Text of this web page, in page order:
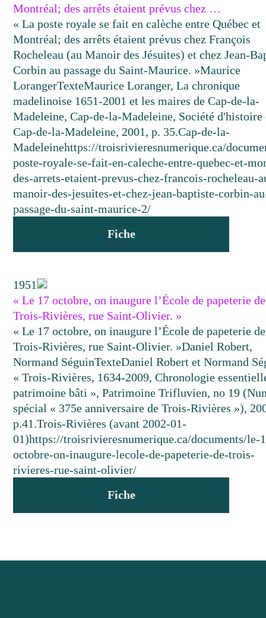
Montréal; des arrêts étaient prévus chez …
« La poste royale se fait en calèche entre Québec et
Montréal; des arrêts étaient prévus chez François
Rocheleau (au Manoir des Jésuites) et chez Jean-
Corbin au passage du Saint-Maurice. »Maurice
LorangerTexteMaurice Loranger, La chronique
madelinoise 1651-2001 et les maires de Cap-de-la-
Madeleine, Cap-de-la-Madeleine, Société d'histoire
Cap-de-la-Madeleine, 2001, p. 35.Cap-de-la-
Madeleinehttps://troisrivieresnumerique.ca/
poste-royale-se-fait-en-caleche-entre-quebec-et-
des-arrets-etaient-prevus-chez-francois-rocheleau-
manoir-des-jesuites-et-chez-jean-baptiste-corbin-
passage-du-saint-maurice-2/
Fiche
1951
« Le 17 octobre, on inaugure l’École de papeterie de
Trois-Rivières, rue Saint-Olivier. »
« Le 17 octobre, on inaugure l’École de papeterie de
Trois-Rivières, rue Saint-Olivier. »Daniel Robert,
Normand SéguinTexteDaniel Robert et Normand
« Trois-Rivières, 1634-2009, Chronologie
patrimoine bâti », Patrimoine Trifluvien, no 19
spécial « 375e anniversaire de Trois-Rivières »),
p.41.Trois-Rivières (avant 2002-01-
01)https://troisrivieresnumerique.ca/documents/le-
octobre-on-inaugure-lecole-de-papeterie-de-trois-
rivieres-rue-saint-olivier/
Fiche